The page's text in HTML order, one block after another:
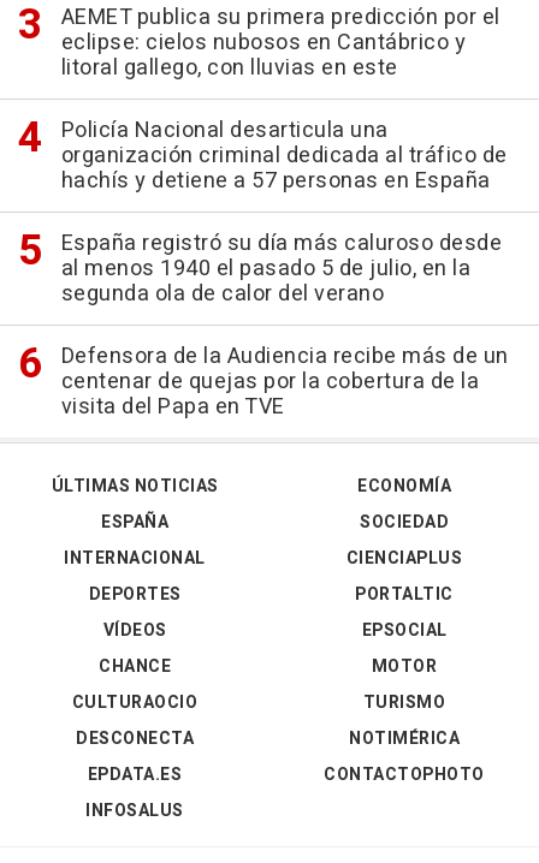
AEMET publica su primera predicción por el
eclipse: cielos nubosos en Cantábrico y
litoral gallego, con lluvias en este
Policía Nacional desarticula una
organización criminal dedicada al tráfico de
hachís y detiene a 57 personas en España
España registró su día más caluroso desde
al menos 1940 el pasado 5 de julio, en la
segunda ola de calor del verano
Defensora de la Audiencia recibe más de un
centenar de quejas por la cobertura de la
visita del Papa en TVE
ÚLTIMAS NOTICIAS
ESPAÑA
INTERNACIONAL
DEPORTES
VÍDEOS
ECONOMÍA
SOCIEDAD
CIENCIAPLUS
PORTALTIC
EPSOCIAL
CHANCE
CULTURAOCIO
DESCONECTA
EPDATA.ES
INFOSALUS
MOTOR
TURISMO
NOTIMÉRICA
CONTACTOPHOTO